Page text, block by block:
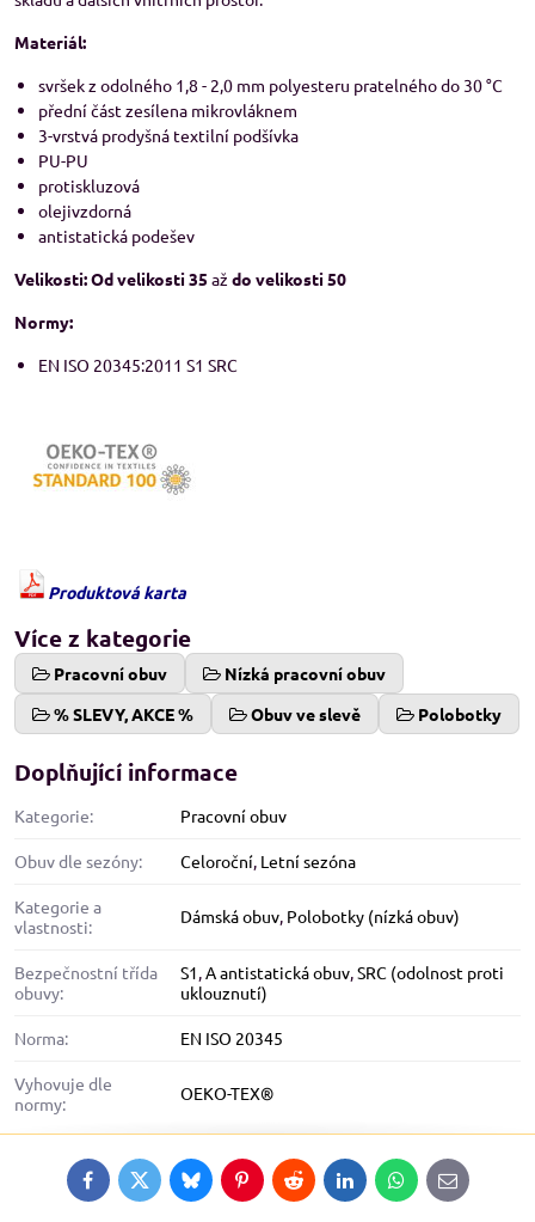
Materiál:
svršek z odolného 1,8 - 2,0 mm polyesteru pratelného do 30 °C
přední část zesílena mikrovláknem
3-vrstvá prodyšná textilní podšívka
PU-PU
protiskluzová
olejivzdorná
antistatická podešev
Velikosti:Od velikosti 35 až do velikosti 50
Normy:
EN ISO 20345:2011 S1 SRC
Produktová karta
Více z kategorie
Pracovní obuv
Nízká pracovní obuv
% SLEVY, AKCE %
Obuv ve slevě Polobotky
Doplňující informace
Kategorie: Pracovní obuv
Obuv dle sezóny: Celoroční, Letní sezóna
Kategorie a
vlastnosti:
Dámská obuv, Polobotky (nízká obuv)
Bezpečnostní třída
obuvy:
S1,A antistatická obuv,SRC (odolnost proti
uklouznutí)
Norma: EN ISO 20345
Vyhovuje dle
normy:
OEKO-TEX®
FacebookTwitterBlueskyPinterestRedditLinkedInWhatsApp
E-
mail